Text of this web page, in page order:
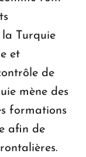
Turquie
et
de
mène des
formations
afin de